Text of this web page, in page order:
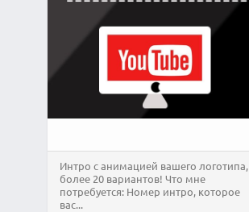
Интро с анимацией вашего логотипа,
более 20 вариантов! Что мне
потребуется: Номер интро, которое
вас...